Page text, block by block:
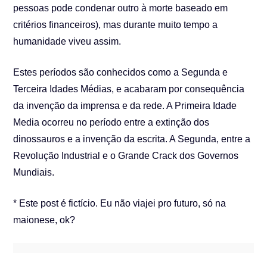
pessoas pode condenar outro à morte baseado em
critérios financeiros), mas durante muito tempo a
humanidade viveu assim.
Estes períodos são conhecidos como a Segunda e
Terceira Idades Médias, e acabaram por consequência
da invenção da imprensa e da rede. A Primeira Idade
Media ocorreu no período entre a extinção dos
dinossauros e a invenção da escrita. A Segunda, entre a
Revolução Industrial e o Grande Crack dos Governos
Mundiais.
* Este post é fictício. Eu não viajei pro futuro, só na
maionese, ok?